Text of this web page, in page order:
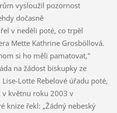
vysloužil pozornost
dočasně
v neděli poté, co trpěl
Mette Kathrine Grosböllová.
si ho měli pamatovat,"
na žádost biskupky ze
Lotte Rebelové úřadu poté,
v květnu roku 2003 v
knize řekl: „Žádný nebeský